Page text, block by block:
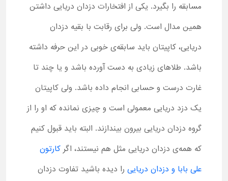
مسابقه را بگیرد. یکی از افتخارات دزدان دریایی داشتن
همین مدال است. ولی برای رقابت با بقیه دزدان
دریایی، کاپیتان باید سابقه‌ی خوبی در این حرفه داشته
باشد. طلاهای زیادی به دست آورده باشد و یا چند تا
غارت درست و حسابی انجام داده باشد. ولی کاپیتان
یک دزد دریایی معمولی است و چیزی نمانده که او را از
گروه دزدان دریایی بیرون بیندازند. البته باید قبول کنیم
که همه‌ی دزدان دریایی مثل هم نیستند، اگر کارتون
علی بابا و دزدان دریایی را دیده باشید تفاوت‌ دزدان